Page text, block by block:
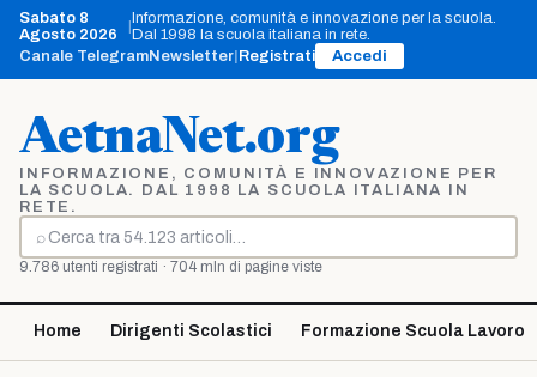
Vai
contenuto
Sabato 8
Agosto 2026
Informazione, comunità e innovazione per la scuola.
Dal 1998 la scuola italiana in rete.
Canale TelegramNewsletter Registrati Accedi
AetnaNet.org
INFORMAZIONE, COMUNITÀ E INNOVAZIONE PER
LA SCUOLA. DAL 1998 LA SCUOLA ITALIANA IN
RETE.
⌕
Cerca
9.786 utenti registrati · 704 mln di pagine viste
Home Dirigenti Scolastici Formazione Scuola Lavoro